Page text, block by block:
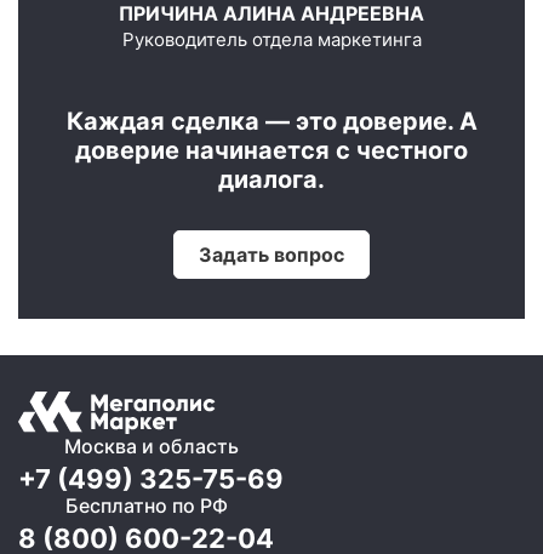
ПРИЧИНА АЛИНА АНДРЕЕВНА
Руководитель отдела маркетинга
Каждая сделка — это доверие. А
доверие начинается с честного
диалога.
Задать вопрос
Москва и область
+7 (499) 325-75-69
Бесплатно по РФ
8 (800) 600-22-04